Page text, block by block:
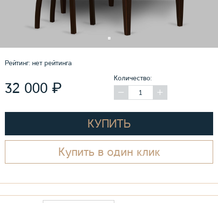
Рейтинг: нет рейтинга
32 000 ₽
Количество:
КУПИТЬ
Купить в один клик